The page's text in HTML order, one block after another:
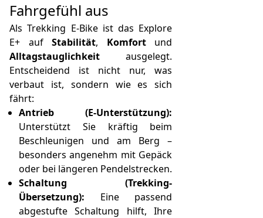
Fahrgefühl aus
Als Trekking E‑Bike ist das Explore
E+ aufStabilität, Komfortund
Alltagstauglichkeit ausgelegt.
Entscheidend ist nicht nur, was
verbaut ist, sondern wie es sich
fährt:
Antrieb (E‑Unterstützung):
Unterstützt Sie kräftig beim
Beschleunigen und am Berg –
besonders angenehm mit Gepäck
oder bei längeren Pendelstrecken.
Schaltung (Trekking-
Übersetzung): Eine passend
abgestufte Schaltung hilft, Ihre